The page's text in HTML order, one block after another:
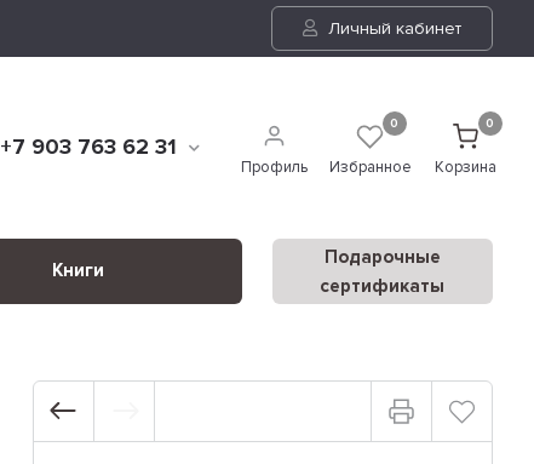
Личный кабинет
+7 903 763 62 31
Профиль
0
Избранное
0
Корзина
Книги
Подарочные
сертификаты